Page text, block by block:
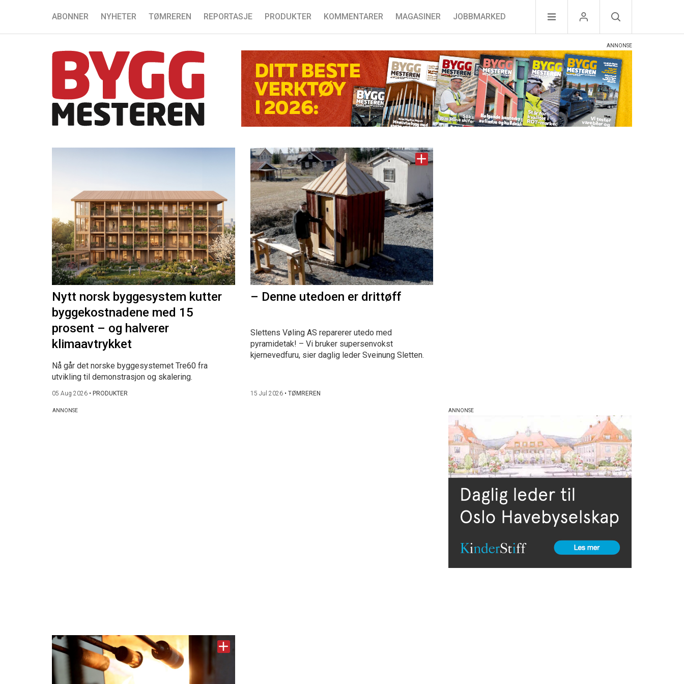
ABONNER NYHETER TØMREREN REPORTASJE PRODUKTER KOMMENTARER MAGASINER JOBBMARKED
Nytt norsk byggesystem kutter
byggekostnadene med 15
prosent – og halverer
klimaavtrykket
Nå går det norske byggesystemet Tre60 fra
utvikling til demonstrasjon og skalering.
05 Aug 2026 • PRODUKTER
– Denne utedoen er drittøff
Slettens Vøling AS reparerer utedo med
pyramidetak! – Vi bruker supersenvokst
kjernevedfuru, sier daglig leder Sveinung Sletten.
15 Jul 2026• TØMREREN